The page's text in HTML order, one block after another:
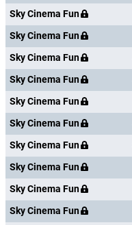
Sky Cinema Fun
Sky Cinema Fun
Sky Cinema Fun
Sky Cinema Fun
Sky Cinema Fun
Sky Cinema Fun
Sky Cinema Fun
Sky Cinema Fun
Sky Cinema Fun
Sky Cinema Fun